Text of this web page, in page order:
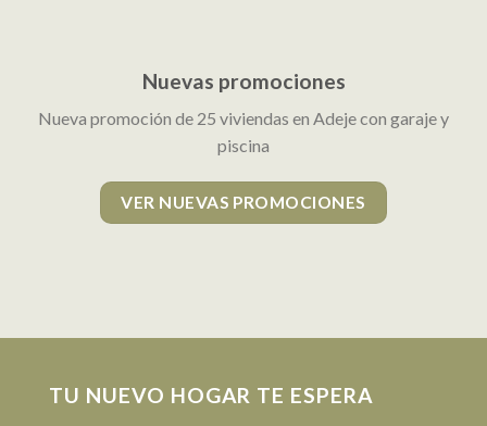
Nuevas promociones
Nueva promoción de 25 viviendas en Adeje con garaje y
piscina
VER NUEVAS PROMOCIONES
TU NUEVO HOGAR TE ESPERA